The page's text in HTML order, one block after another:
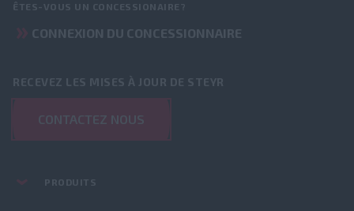
ÊTES-VOUS UN CONCESSIONAIRE?
CONNEXION DU CONCESSIONNAIRE
RECEVEZ LES MISES À JOUR DE STEYR
CONTACTEZ NOUS
PRODUITS